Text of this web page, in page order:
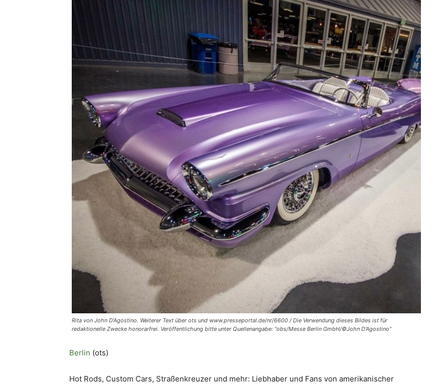
Rita von John D’Agostino. Weiterer Text über ots und www.presseportal.de/nr/6600 / Die Verwendung dieses Bildes ist für
redaktionelle Zwecke honorarfrei. Veröffentlichung bitte unter Quellenangabe: “obs/Messe Berlin GmbH/©John D’Agostino”
Berlin (ots)
Hot Rods, Custom Cars, Straßenkreuzer und mehr: Liebhaber und Fans von amerikanischer